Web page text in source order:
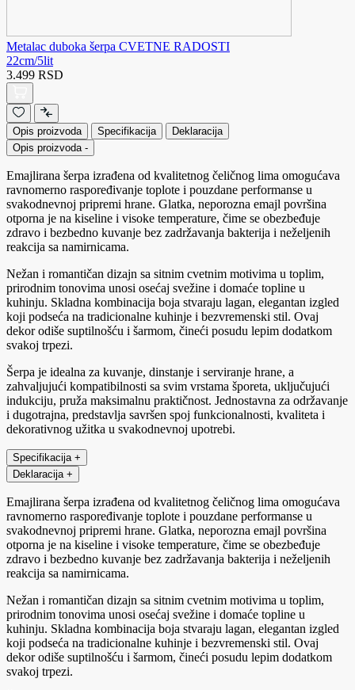
Metalac duboka šerpa CVETNE RADOSTI
22cm/5lit
3.499 RSD
Opis proizvoda Specifikacija
Deklaracija
Opis proizvoda -
Emajlirana šerpa izrađena od kvalitetnog čeličnog lima omogućava
ravnomerno raspoređivanje toplote i pouzdane performanse u
svakodnevnoj pripremi hrane. Glatka, neporozna emajl površina
otporna je na kiseline i visoke temperature, čime se obezbeđuje
zdravo i bezbedno kuvanje bez zadržavanja bakterija i neželjenih
reakcija sa namirnicama.
Nežan i romantičan dizajn sa sitnim cvetnim motivima u toplim,
prirodnim tonovima unosi osećaj svežine i domaće topline u
kuhinju. Skladna kombinacija boja stvaraju lagan, elegantan izgled
koji podseća na tradicionalne kuhinje i bezvremenski stil. Ovaj
dekor odiše suptilnošću i šarmom, čineći posudu lepim dodatkom
svakoj trpezi.
Šerpa je idealna za kuvanje, dinstanje i serviranje hrane, a
zahvaljujući kompatibilnosti sa svim vrstama šporeta, uključujući
indukciju, pruža maksimalnu praktičnost. Jednostavna za održavanje
i dugotrajna, predstavlja savršen spoj funkcionalnosti, kvaliteta i
dekorativnog užitka u svakodnevnoj upotrebi.
Specifikacija +
Deklaracija +
Emajlirana šerpa izrađena od kvalitetnog čeličnog lima omogućava
ravnomerno raspoređivanje toplote i pouzdane performanse u
svakodnevnoj pripremi hrane. Glatka, neporozna emajl površina
otporna je na kiseline i visoke temperature, čime se obezbeđuje
zdravo i bezbedno kuvanje bez zadržavanja bakterija i neželjenih
reakcija sa namirnicama.
Nežan i romantičan dizajn sa sitnim cvetnim motivima u toplim,
prirodnim tonovima unosi osećaj svežine i domaće topline u
kuhinju. Skladna kombinacija boja stvaraju lagan, elegantan izgled
koji podseća na tradicionalne kuhinje i bezvremenski stil. Ovaj
dekor odiše suptilnošću i šarmom, čineći posudu lepim dodatkom
svakoj trpezi.